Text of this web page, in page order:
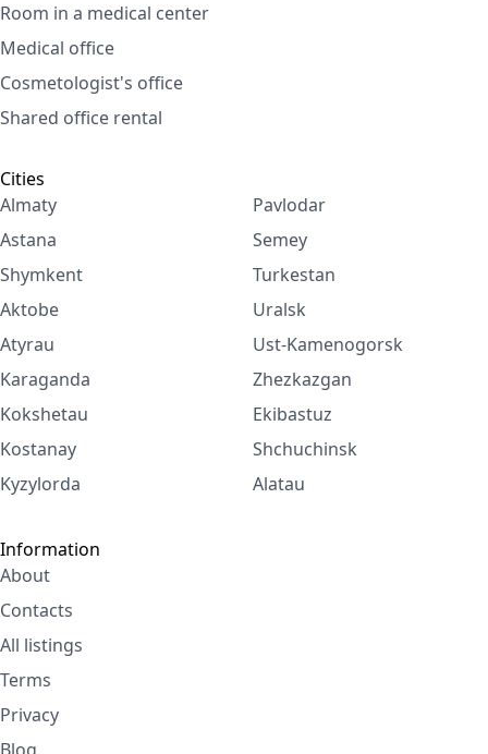
Room in a medical center
Medical office
Cosmetologist's office
Shared office rental
Cities
Almaty
Astana
Shymkent
Aktobe
Atyrau
Karaganda
Kokshetau
Kostanay
Kyzylorda
Pavlodar
Semey
Turkestan
Uralsk
Ust-Kamenogorsk
Zhezkazgan
Ekibastuz
Shchuchinsk
Alatau
Information
About
Contacts
All listings
Terms
Privacy